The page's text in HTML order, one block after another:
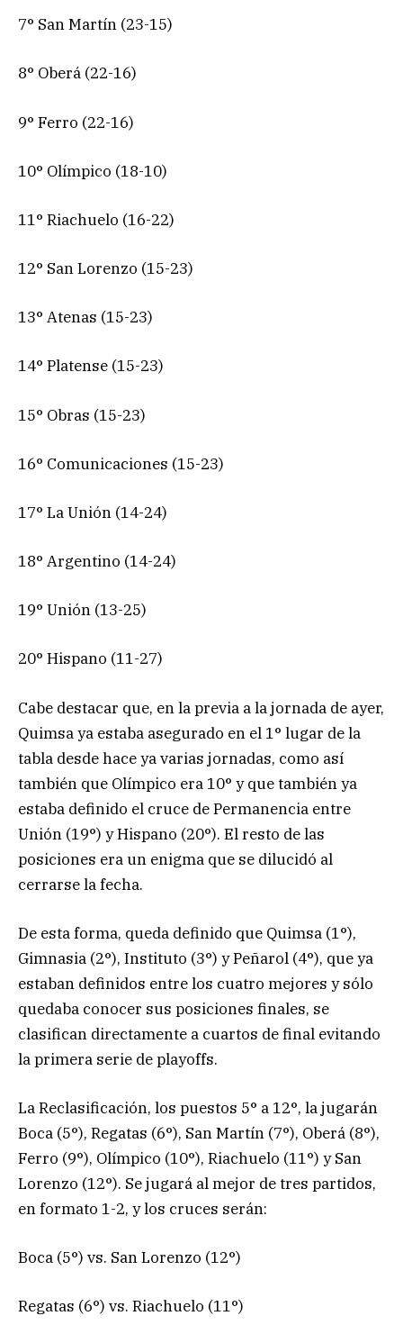
7° San Martín (23-15)
8° Oberá (22-16)
9° Ferro (22-16)
10° Olímpico (18-10)
11° Riachuelo (16-22)
12° San Lorenzo (15-23)
13° Atenas (15-23)
14° Platense (15-23)
15° Obras (15-23)
16° Comunicaciones (15-23)
17° La Unión (14-24)
18° Argentino (14-24)
19° Unión (13-25)
20° Hispano (11-27)
Cabe destacar que, en la previa a la jornada de ayer,
Quimsa ya estaba asegurado en el 1° lugar de la
tabla desde hace ya varias jornadas, como así
también que Olímpico era 10° y que también ya
estaba definido el cruce de Permanencia entre
Unión (19°) y Hispano (20°). El resto de las
posiciones era un enigma que se dilucidó al
cerrarse la fecha.
De esta forma, queda definido que Quimsa (1°),
Gimnasia (2°), Instituto (3°) y Peñarol (4°), que ya
estaban definidos entre los cuatro mejores y sólo
quedaba conocer sus posiciones finales, se
clasifican directamente a cuartos de final evitando
la primera serie de playoffs.
La Reclasificación, los puestos 5° a 12°, la jugarán
Boca (5°), Regatas (6°), San Martín (7°), Oberá (8°),
Ferro (9°), Olímpico (10°), Riachuelo (11°) y San
Lorenzo (12°). Se jugará al mejor de tres partidos,
en formato 1-2, y los cruces serán:
Boca (5°) vs. San Lorenzo (12°)
Regatas (6°) vs. Riachuelo (11°)